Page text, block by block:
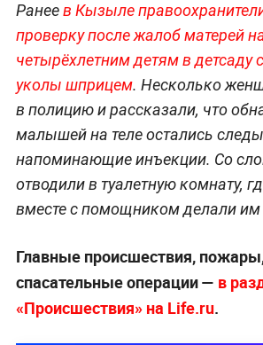
Ранеев Кызыле
проверку после жалоб матерей
четырёхлетним детям в детсаду
уколы шприцем. Несколько
в полицию и рассказали, что
малышей на теле остались
напоминающие инъекции. Со
отводили в туалетную комнату,
вместе с помощником делали им
Главные происшествия,
спасательные операции — в
«Происшествия» на Life.ru.